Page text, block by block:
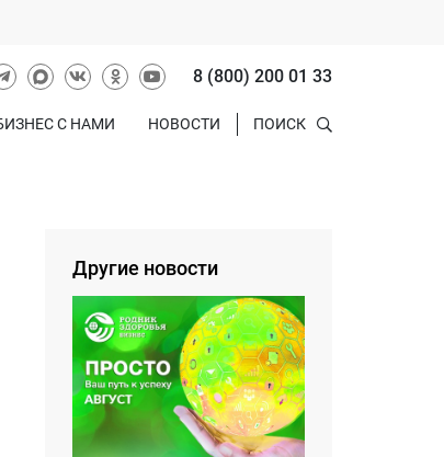
8 (800) 200 01 33
С НАМИ НОВОСТИ ПОИСК
Другие новости